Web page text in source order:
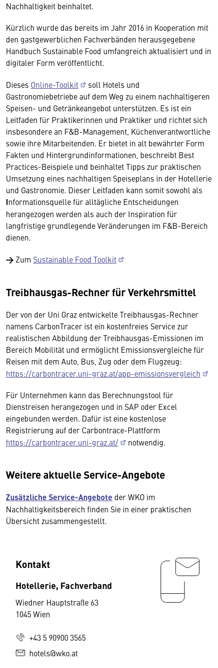
Nachhaltigkeit beinhaltet.
Kürzlich wurde das bereits im Jahr 2016 in Kooperation mit
den gastgewerblichen Fachverbänden herausgegebene
Handbuch Sustainable Food umfangreich aktualisiert und in
digitaler Form veröffentlicht.
Dieses Online-Toolkit
soll Hotels und
Gastronomiebetriebe auf dem Weg zu einem nachhaltigeren
Speisen- und Getränkeangebot unterstützen. Es ist ein
Leitfaden für Praktikerinnen und Praktiker und richtet sich
insbesondere an F&B-Management, Küchenverantwortliche
sowie ihre Mitarbeitenden. Er bietet in alt bewährter Form
Fakten und Hintergrundinformationen, beschreibt Best
Practices-Beispiele und beinhaltet Tipps zur praktischen
Umsetzung eines nachhaltigen Speiseplans in der Hotellerie
und Gastronomie. Dieser Leitfaden kann somit sowohl als
Informationsquelle für alltägliche Entscheidungen
herangezogen werden als auch der Inspiration für
langfristige grundlegende Veränderungen im F&B-Bereich
dienen.
→ Zum Sustainable Food Toolkit
Treibhausgas-Rechner für Verkehrsmittel
Der von der Uni Graz entwickelte Treibhausgas-Rechner
namens CarbonTracer ist ein kostenfreies Service zur
realistischen Abbildung der Treibhausgas-Emissionen im
Bereich Mobilität und ermöglicht Emissionsvergleiche für
Reisen mit dem Auto, Bus, Zug oder dem Flugzeug:
https://carbontracer.uni-graz.at/app-emissionsvergleich
Für Unternehmen kann das Berechnungstool für
Dienstreisen herangezogen und in SAP oder Excel
eingebunden werden. Dafür ist eine kostenlose
Registrierung auf der Carbontrace-Plattform
https://carbontracer.uni-graz.at/
notwendig.
Weitere aktuelle Service-Angebote
Zusätzliche Service-Angebote der WKO im
Nachhaltigkeitsbereich finden Sie in einer praktischen
Übersicht zusammengestellt.
Kontakt
Hotellerie, Fachverband
Wiedner Hauptstraße 63
1045 Wien
+43 5 90900 3565
hotels@wko.at